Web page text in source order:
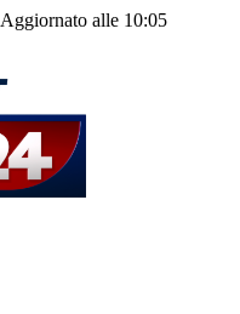
Aggiornato alle 10:05